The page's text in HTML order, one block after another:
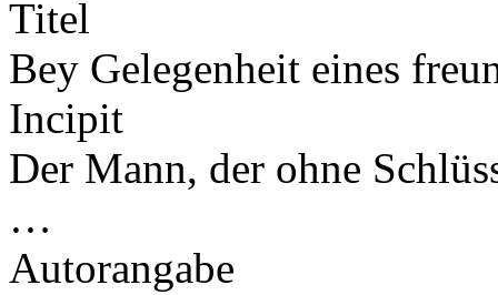
Titel
Bey Gelegenheit eines
Incipit
Der Mann, der ohne
…
Autorangabe